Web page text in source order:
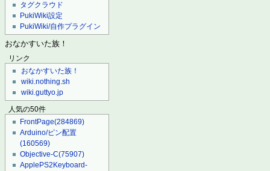
タグクラウド
PukiWiki設定
PukiWiki/自作プラグイン
おなかすいた族！
リンク
おなかすいた族！
wiki.nothing.sh
wiki.guttyo.jp
人気の50件
FrontPage(284869)
Arduino/ピン配置
(160569)
Objective-C(75907)
ApplePS2Keyboard-